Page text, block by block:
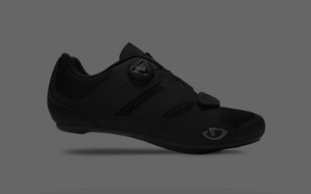
Nowości
Superoferta